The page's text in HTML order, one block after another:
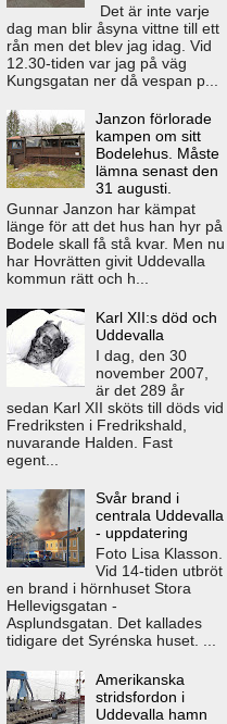
Det är inte varje
dag man blir åsyna vittne till ett
rån men det blev jag idag. Vid
12.30-tiden var jag på väg
Kungsgatan ner då vespan p...
Janzon förlorade
kampen om sitt
Bodelehus. Måste
lämna senast den
31 augusti.
Gunnar Janzon har kämpat
länge för att det hus han hyr på
Bodele skall få stå kvar. Men nu
har Hovrätten givit Uddevalla
kommun rätt och h...
Karl XII:s död och
Uddevalla
I dag, den 30
november 2007,
är det 289 år
sedan Karl XII sköts till döds vid
Fredriksten i Fredrikshald,
nuvarande Halden. Fast
egent...
Svår brand i
centrala Uddevalla
- uppdatering
Foto Lisa Klasson.
Vid 14-tiden utbröt
en brand i hörnhuset Stora
Hellevigsgatan -
Asplundsgatan. Det kallades
tidigare det Syrénska huset. ...
Amerikanska
stridsfordon i
Uddevalla hamn